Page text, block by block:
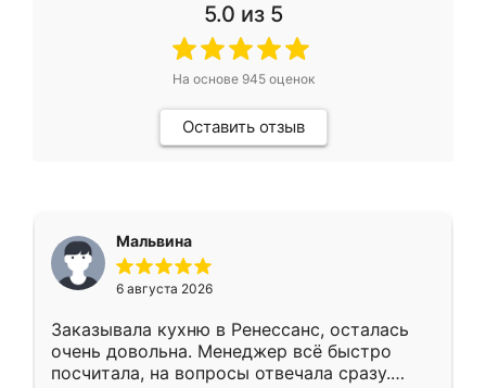
5.0 из 5
На основе 945оценок
Оставить отзыв
Мальвина
6 августа 2026
Заказывала кухню в Ренессанс, осталась
очень довольна. Менеджер всё быстро
посчитала, на вопросы отвечала сразу.